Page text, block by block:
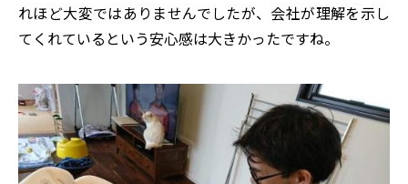
れほど大変ではありませんでしたが、会社が理解を示し
てくれているという安心感は大きかったですね。